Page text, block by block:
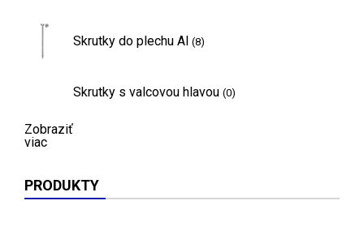
Skrutky do plechu Al (8)
Skrutky s valcovou hlavou (0)
Zobraziť
viac
PRODUKTY